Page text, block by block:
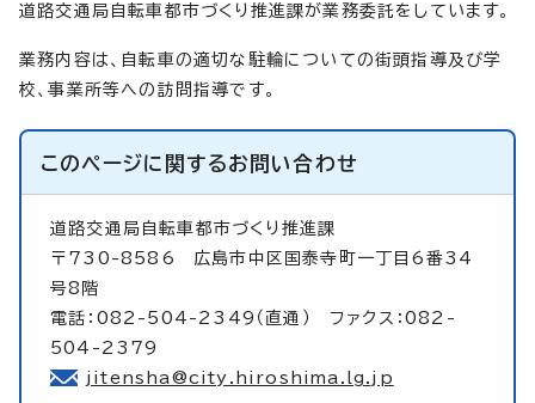
道路交通局自転車都市づくり推進課が業務委託をしています。
業務内容は、自転車の適切な駐輪についての街頭指導及び学
校、事業所等への訪問指導です。
このページに関するお問い合わせ
道路交通局自転車都市づくり推進課
〒730-8586 広島市中区国泰寺町一丁目6番34
号8階
電話：082-504-2349（直通） ファクス：082-
504-2379
jitensha@city.hiroshima.lg.jp